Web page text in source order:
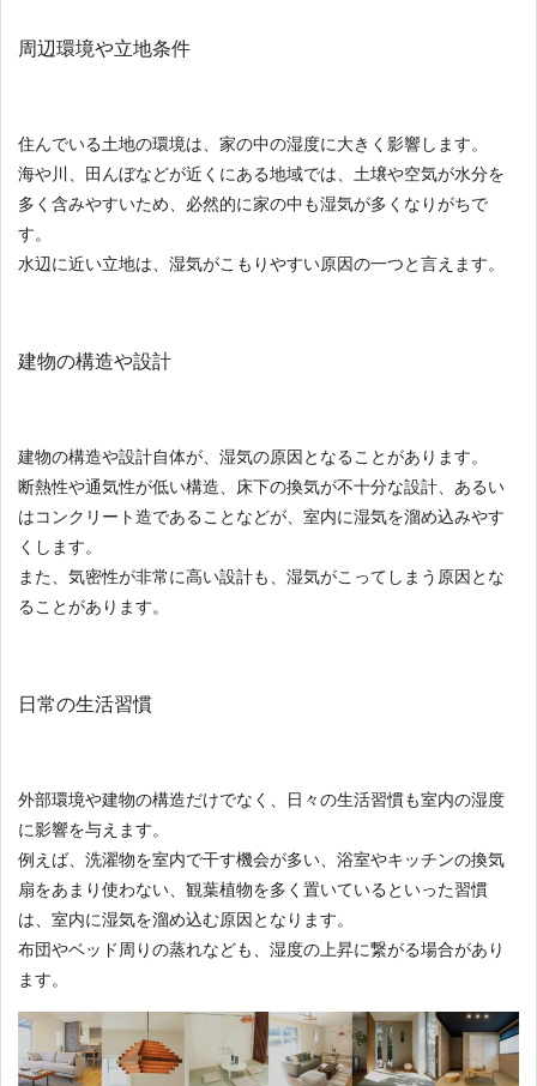
周辺環境や立地条件
住んでいる土地の環境は、家の中の湿度に大きく影響します。
海や川、田んぼなどが近くにある地域では、土壌や空気が水分を
多く含みやすいため、必然的に家の中も湿気が多くなりがちで
す。
水辺に近い立地は、湿気がこもりやすい原因の一つと言えます。
建物の構造や設計
建物の構造や設計自体が、湿気の原因となることがあります。
断熱性や通気性が低い構造、床下の換気が不十分な設計、あるい
はコンクリート造であることなどが、室内に湿気を溜め込みやす
くします。
また、気密性が非常に高い設計も、湿気がこってしまう原因とな
ることがあります。
日常の生活習慣
外部環境や建物の構造だけでなく、日々の生活習慣も室内の湿度
に影響を与えます。
例えば、洗濯物を室内で干す機会が多い、浴室やキッチンの換気
扇をあまり使わない、観葉植物を多く置いているといった習慣
は、室内に湿気を溜め込む原因となります。
布団やベッド周りの蒸れなども、湿度の上昇に繋がる場合があり
ます。